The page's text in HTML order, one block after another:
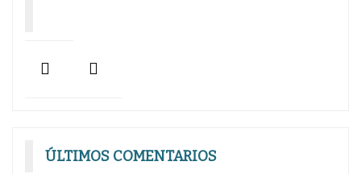
ÚLTIMOS COMENTARIOS